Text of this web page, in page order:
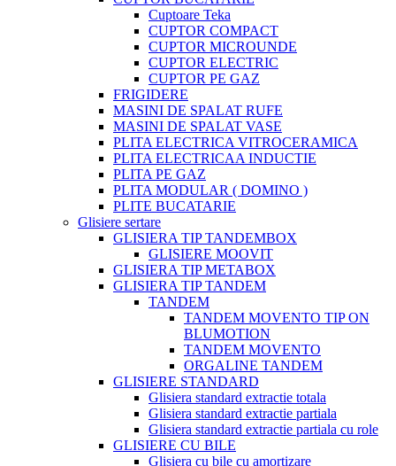
Cuptoare Teka
CUPTOR COMPACT
CUPTOR MICROUNDE
CUPTOR ELECTRIC
CUPTOR PE GAZ
FRIGIDERE
MASINI DE SPALAT RUFE
MASINI DE SPALAT VASE
PLITA ELECTRICA VITROCERAMICA
PLITA ELECTRICAA INDUCTIE
PLITA PE GAZ
PLITA MODULAR ( DOMINO )
PLITE BUCATARIE
Glisiere sertare
GLISIERA TIP TANDEMBOX
GLISIERE MOOVIT
GLISIERA TIP METABOX
GLISIERA TIP TANDEM
TANDEM
TANDEM MOVENTO TIP ON
BLUMOTION
TANDEM MOVENTO
ORGALINE TANDEM
GLISIERE STANDARD
Glisiera standard extractie totala
Glisiera standard extractie partiala
Glisiera standard extractie partiala cu role
GLISIERE CU BILE
Glisiera cu bile cu amortizare